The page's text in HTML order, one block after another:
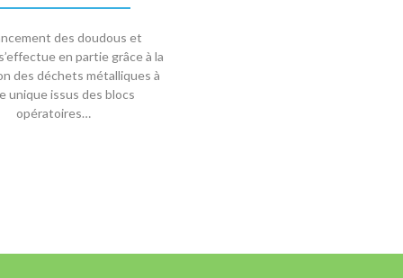
des doudous et
en partie grâce à la
des déchets métalliques à
unique issus des blocs
opératoires…